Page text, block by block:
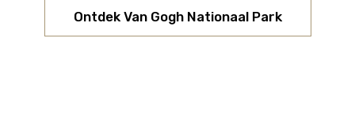
Ontdek Van Gogh Nationaal Park